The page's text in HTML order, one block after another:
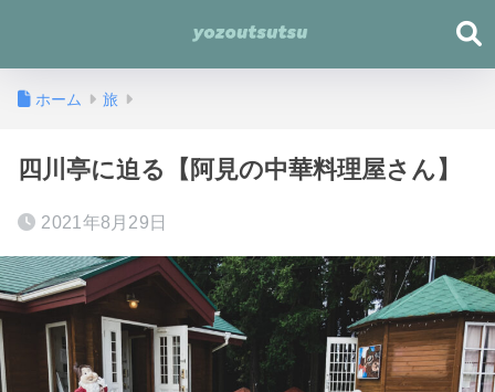
ホーム 旅
四川亭に迫る【阿見の中華料理屋さん】
2021年8月29日